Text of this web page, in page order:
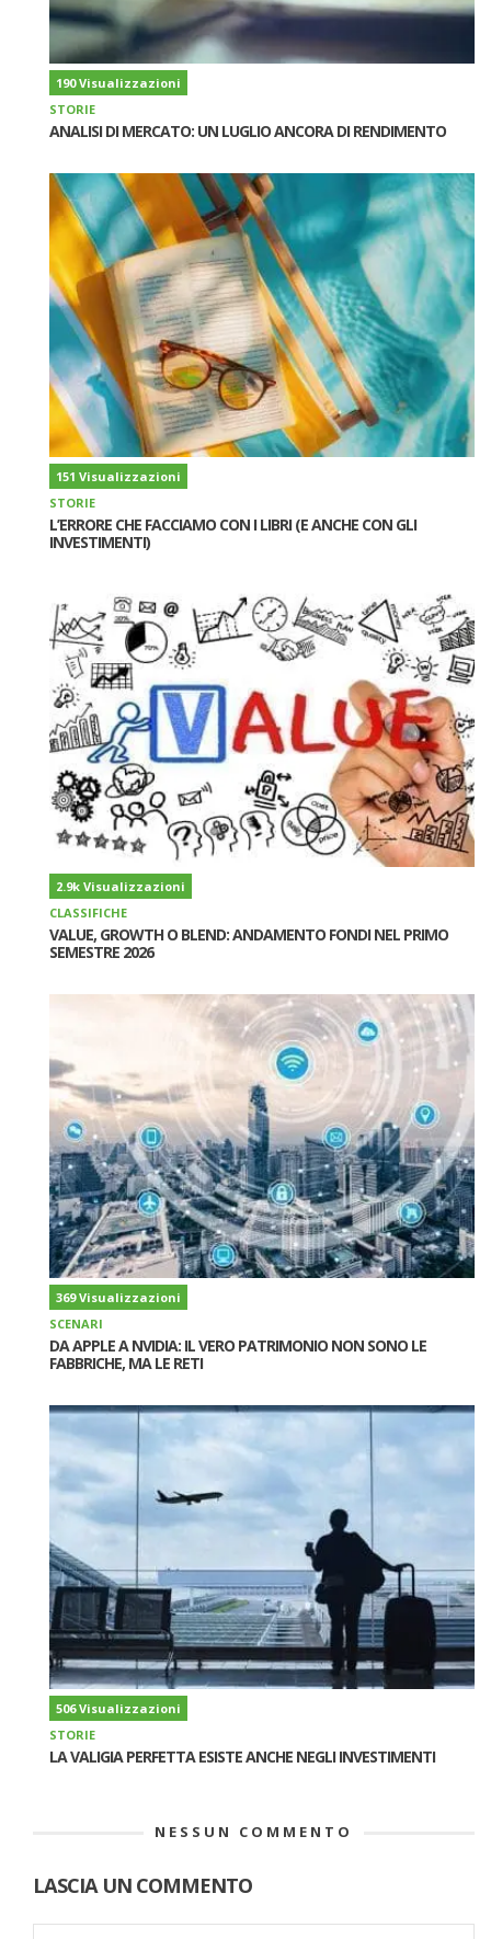
190 Visualizzazioni
STORIE
ANALISI DI MERCATO: UN LUGLIO ANCORA DI RENDIMENTO
151 Visualizzazioni
STORIE
L’ERRORE CHE FACCIAMO CON I LIBRI (E ANCHE CON GLI
INVESTIMENTI)
2.9k Visualizzazioni
CLASSIFICHE
VALUE, GROWTH O BLEND: ANDAMENTO FONDI NEL PRIMO
SEMESTRE 2026
369 Visualizzazioni
SCENARI
DA APPLE A NVIDIA: IL VERO PATRIMONIO NON SONO LE
FABBRICHE, MA LE RETI
506 Visualizzazioni
STORIE
LA VALIGIA PERFETTA ESISTE ANCHE NEGLI INVESTIMENTI
NESSUN COMMENTO
LASCIA UN COMMENTO